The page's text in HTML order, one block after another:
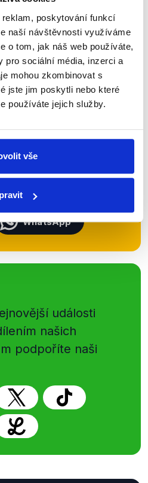
poskytování funkcí
naší návštěvnosti využíváme
o tom, jak náš web používáte,
pro sociální média, inzerci a
mohou zkombinovat s
jste jim poskytli nebo které
používáte jejich služby.
vše
našeho
whatsappového
článků a analýz.
a mějte tak
WhatsApp
události
našich
podpoříte naši